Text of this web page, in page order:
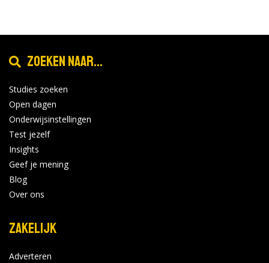
Zoeken naar...
Studies zoeken
Open dagen
Onderwijsinstellingen
Test jezelf
Insights
Geef je mening
Blog
Over ons
Zakelijk
Adverteren